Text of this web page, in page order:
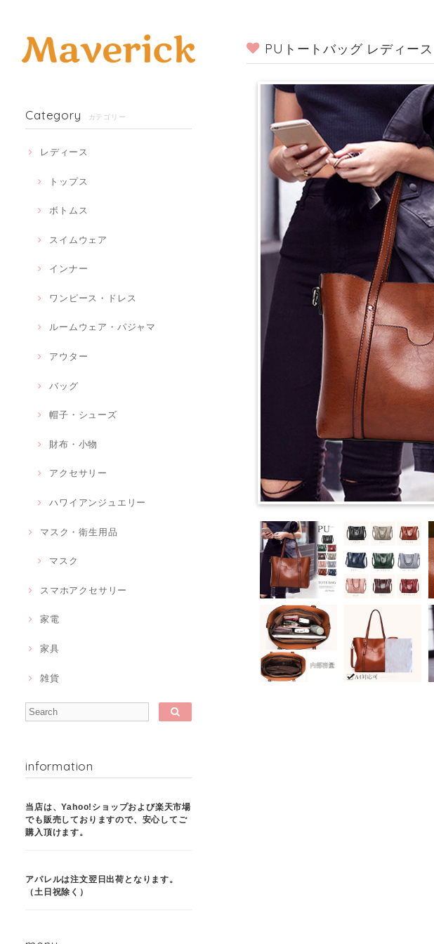
Category カテゴリー
レディース
トップス
ボトムス
スイムウェア
インナー
ワンピース・ドレス
ルームウェア・パジャマ
アウター
バッグ
帽子・シューズ
財布・小物
アクセサリー
ハワイアンジュエリー
マスク・衛生用品
マスク
スマホアクセサリー
家電
家具
雑貨
information
当店は、Yahoo!ショップおよび楽天市場
でも販売しておりますので、安心してご
購入頂けます。
アパレルは注文翌日出荷となります。
（土日祝除く）
PUトートバッグ レディー